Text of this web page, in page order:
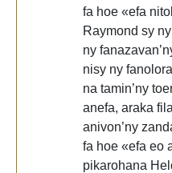
fa hoe «efa
Raymond sy
ny
nisy ny
na tamin’ny
anefa, araka
anivon’ny
fa hoe «efa eo
pikarohana